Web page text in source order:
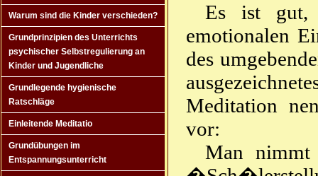
Warum sind die Kinder verschieden?
Grundprinzipien des Unterrichts
psychischer Selbstregulierung an
Kinder und Jugendliche
Grundlegende hygienische
Ratschläge
Einleitende Meditatio
Grundübungen im
Entspannungsunterricht
Es ist gut,
emotionalen
des
Meditation
vor:
Man nimmt